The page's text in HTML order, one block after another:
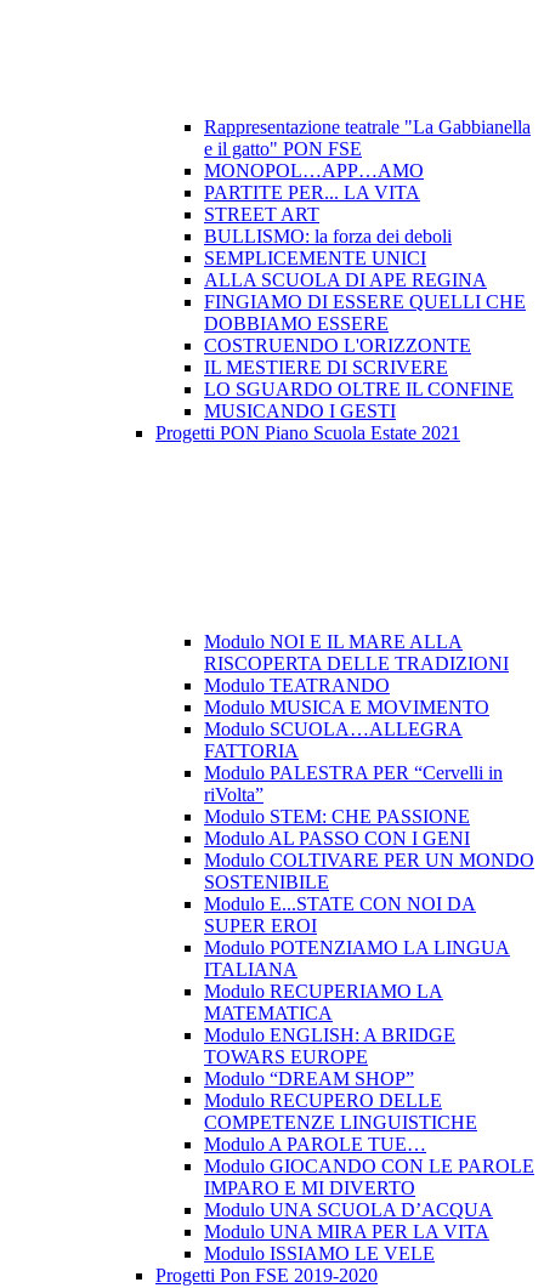
Rappresentazione teatrale "La Gabbianella
e il gatto" PON FSE
MONOPOL…APP…AMO
PARTITE PER... LA VITA
STREET ART
BULLISMO: la forza dei deboli
SEMPLICEMENTE UNICI
ALLA SCUOLA DI APE REGINA
FINGIAMO DI ESSERE QUELLI CHE
DOBBIAMO ESSERE
COSTRUENDO L'ORIZZONTE
IL MESTIERE DI SCRIVERE
LO SGUARDO OLTRE IL CONFINE
MUSICANDO I GESTI
Progetti PON Piano Scuola Estate 2021
Modulo NOI E IL MARE ALLA
RISCOPERTA DELLE TRADIZIONI
Modulo TEATRANDO
Modulo MUSICA E MOVIMENTO
Modulo SCUOLA…ALLEGRA
FATTORIA
Modulo PALESTRA PER “Cervelli in
riVolta”
Modulo STEM: CHE PASSIONE
Modulo AL PASSO CON I GENI
Modulo COLTIVARE PER UN MONDO
SOSTENIBILE
Modulo E...STATE CON NOI DA
SUPER EROI
Modulo POTENZIAMO LA LINGUA
ITALIANA
Modulo RECUPERIAMO LA
MATEMATICA
Modulo ENGLISH: A BRIDGE
TOWARS EUROPE
Modulo “DREAM SHOP”
Modulo RECUPERO DELLE
COMPETENZE LINGUISTICHE
Modulo A PAROLE TUE…
Modulo GIOCANDO CON LE PAROLE
IMPARO E MI DIVERTO
Modulo UNA SCUOLA D’ACQUA
Modulo UNA MIRA PER LA VITA
Modulo ISSIAMO LE VELE
Progetti Pon FSE 2019-2020